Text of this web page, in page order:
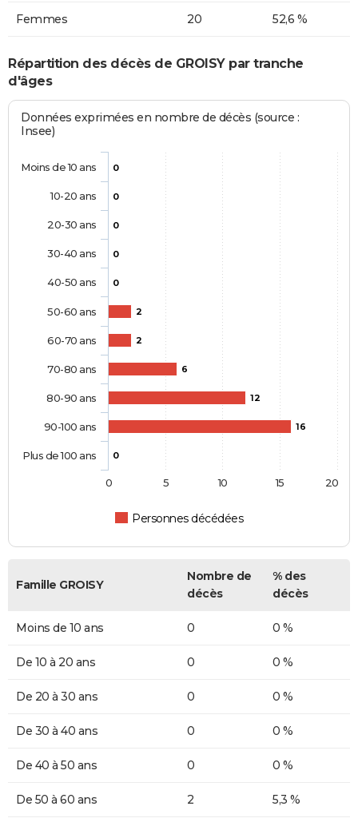
Femmes 20 52,6 %
Répartition des décès de GROISY par tranche
d'âges
Données exprimées en nombre de décès (source :
Insee)
0
0
0
0
0
2
2
6
12
16
0
Personnes décédées
Moins de 10 ans
10-20 ans
20-30 ans
30-40 ans
40-50 ans
50-60 ans
60-70 ans
70-80 ans
80-90 ans
90-100 ans
Plus de 100 ans
0 5 10 15 20
Famille GROISY
Nombre de
décès
% des
décès
Moins de 10 ans 0 0 %
De 10 à 20 ans 0 0 %
De 20 à 30 ans 0 0 %
De 30 à 40 ans 0 0 %
De 40 à 50 ans 0 0 %
De 50 à 60 ans 2 5,3 %